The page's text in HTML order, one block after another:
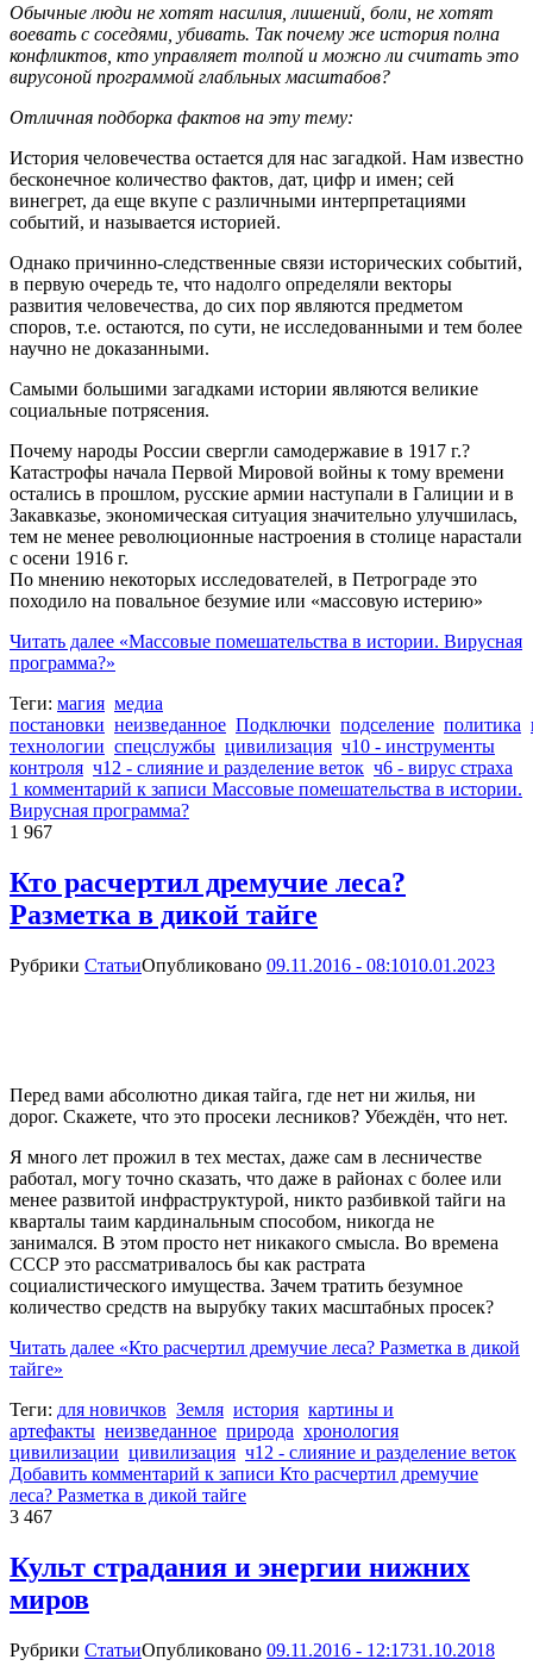
Обычные люди не хотят насилия, лишений, боли, не хотят
воевать с соседями, убивать. Так почему же история полна
конфликтов, кто управляет толпой и можно ли считать это
вирусоной программой глабльных масштабов?
Отличная подборка фактов на эту тему:
История человечества остается для нас загадкой. Нам известно
бесконечное количество фактов, дат, цифр и имен; сей
винегрет, да еще вкупе с различными интерпретациями
событий, и называется историей.
Однако причинно-следственные связи исторических событий,
в первую очередь те, что надолго определяли векторы
развития человечества, до сих пор являются предметом
споров, т.е. остаются, по сути, не исследованными и тем более
научно не доказанными.
Самыми большими загадками истории являются великие
социальные потрясения.
Почему народы России свергли самодержавие в 1917 г.?
Катастрофы начала Первой Мировой войны к тому времени
остались в прошлом, русские армии наступали в Галиции и в
Закавказье, экономическая ситуация значительно улучшилась,
тем не менее революционные настроения в столице нарастали
с осени 1916 г.
По мнению некоторых исследователей, в Петрограде это
походило на повальное безумие или «массовую истерию»
Читать далее «Массовые помешательства в истории. Вирусная
программа?»
Теги: магия медиа
постановки неизведанное Подключки подселение политика
технологии спецслужбы цивилизация ч10 - инструменты
контроля ч12 - слияние и разделение веток ч6 - вирус страха
1 комментарий к записи Массовые помешательства в истории.
Вирусная программа?
1 967
Кто расчертил дремучие леса?
Разметка в дикой тайге
Рубрики СтатьиОпубликовано 09.11.2016 - 08:1010.01.2023
Перед вами абсолютно дикая тайга, где нет ни жилья, ни
дорог. Скажете, что это просеки лесников? Убеждён, что нет.
Я много лет прожил в тех местах, даже сам в лесничестве
работал, могу точно сказать, что даже в районах с более или
менее развитой инфраструктурой, никто разбивкой тайги на
кварталы таим кардинальным способом, никогда не
занимался. В этом просто нет никакого смысла. Во времена
СССР это рассматривалось бы как растрата
социалистического имущества. Зачем тратить безумное
количество средств на вырубку таких масштабных просек?
Читать далее «Кто расчертил дремучие леса? Разметка в дикой
тайге»
Теги: для новичков Земля история картины и
артефакты неизведанное природа хронология
цивилизации цивилизация ч12 - слияние и разделение веток
Добавить комментарий к записи Кто расчертил дремучие
леса? Разметка в дикой тайге
3 467
Культ страдания и энергии нижних
миров
Рубрики СтатьиОпубликовано 09.11.2016 - 12:1731.10.2018